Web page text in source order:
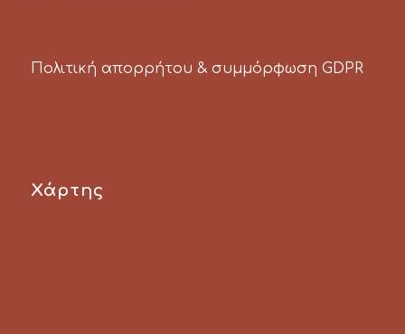
Πολιτική απορρήτου & συμμόρφωση GDPR
Χάρτης